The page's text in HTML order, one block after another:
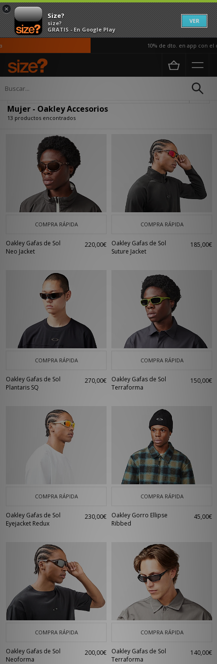
×
Size?
size?
GRATIS - En Google Play
VER
10% de dto. en app con el
Página principal
Mujer - Oakley Accesorios
13 productos encontrados
COMPRA RÁPIDA
Oakley Gafas de Sol
Neo Jacket
220,00€
COMPRA RÁPIDA
Oakley Gafas de Sol
Suture Jacket
185,00€
COMPRA RÁPIDA
Oakley Gafas de Sol
Plantaris SQ
270,00€
COMPRA RÁPIDA
Oakley Gafas de Sol
Terraforma
150,00€
COMPRA RÁPIDA
Oakley Gafas de Sol
Eyejacket Redux
230,00€
COMPRA RÁPIDA
Oakley Gorro Ellipse
Ribbed
45,00€
COMPRA RÁPIDA
Oakley Gafas de Sol
Neoforma
200,00€
COMPRA RÁPIDA
Oakley Gafas de Sol
Terraforma
140,00€